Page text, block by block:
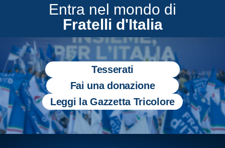
Entra nel mondo di
Fratelli d'Italia
Tesserati
Fai una donazione
Leggi la Gazzetta Tricolore